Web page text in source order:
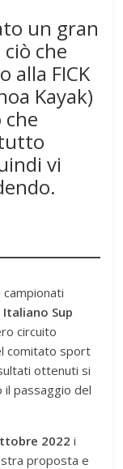
un gran
che
alla FICK
Kayak)
che
vi
Sup
circuito
comitato sport
ottenuti si
il passaggio del
2022 i
proposta e